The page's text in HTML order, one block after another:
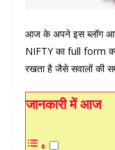
आज के अपने इस ब्लॉग
NIFTY का full form
रखता है जैसे सवालों की
जानकारी में आज